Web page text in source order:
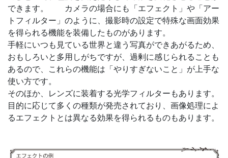
できます。 カメラの場合にも「エフェクト」や「アー
トフィルター」のように、撮影時の設定で特殊な画面効果
を得られる機能を装備したものがあります。
手軽にいつも見ている世界と違う写真ができあがるため、
おもしろいと多用しがちですが、過剰に感じられることも
あるので、これらの機能は「やりすぎないこと」が上手な
使い方です。
そのほか、レンズに装着する光学フィルターもあります。
目的に応じて多くの種類が発売されており、画像処理によ
るエフェクトとは異なる効果を得られるものもあります。